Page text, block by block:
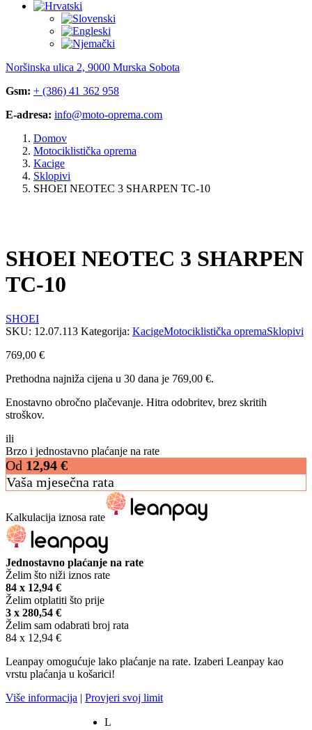
Noršinska ulica 2, 9000 Murska Sobota
Gsm: + (386) 41 362 958
E-adresa: info@moto-oprema.com
Domov
Motociklistička oprema
Kacige
Sklopivi
SHOEI NEOTEC 3 SHARPEN TC-10
SHOEI NEOTEC 3 SHARPEN
TC-10
SHOEI
SKU: 12.07.113 Kategorija: KacigeMotociklistička opremaSklopivi
769,00 €
Prethodna najniža cijena u 30 dana je 769,00 €.
Enostavno obročno plačevanje. Hitra odobritev, brez skritih
stroškov.
ili
Brzo i jednostavno plaćanje na rate
Od 12,94 €
Vaša mjesečna rata
Kalkulacija iznosa rate
Jednostavno plaćanje na rate
Želim što niži iznos rate
84 x 12,94 €
Želim otplatiti što prije
3 x 280,54 €
Želim sam odabrati broj rata
84 x 12,94 €
Leanpay omogućuje lako plaćanje na rate. Izaberi Leanpay kao
vrstu plaćanja u košarici!
Više informacija | Provjeri svoj limit
L